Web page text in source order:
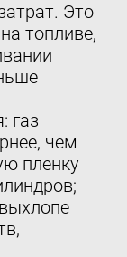
Это
топливе,
газ
чем
пленку